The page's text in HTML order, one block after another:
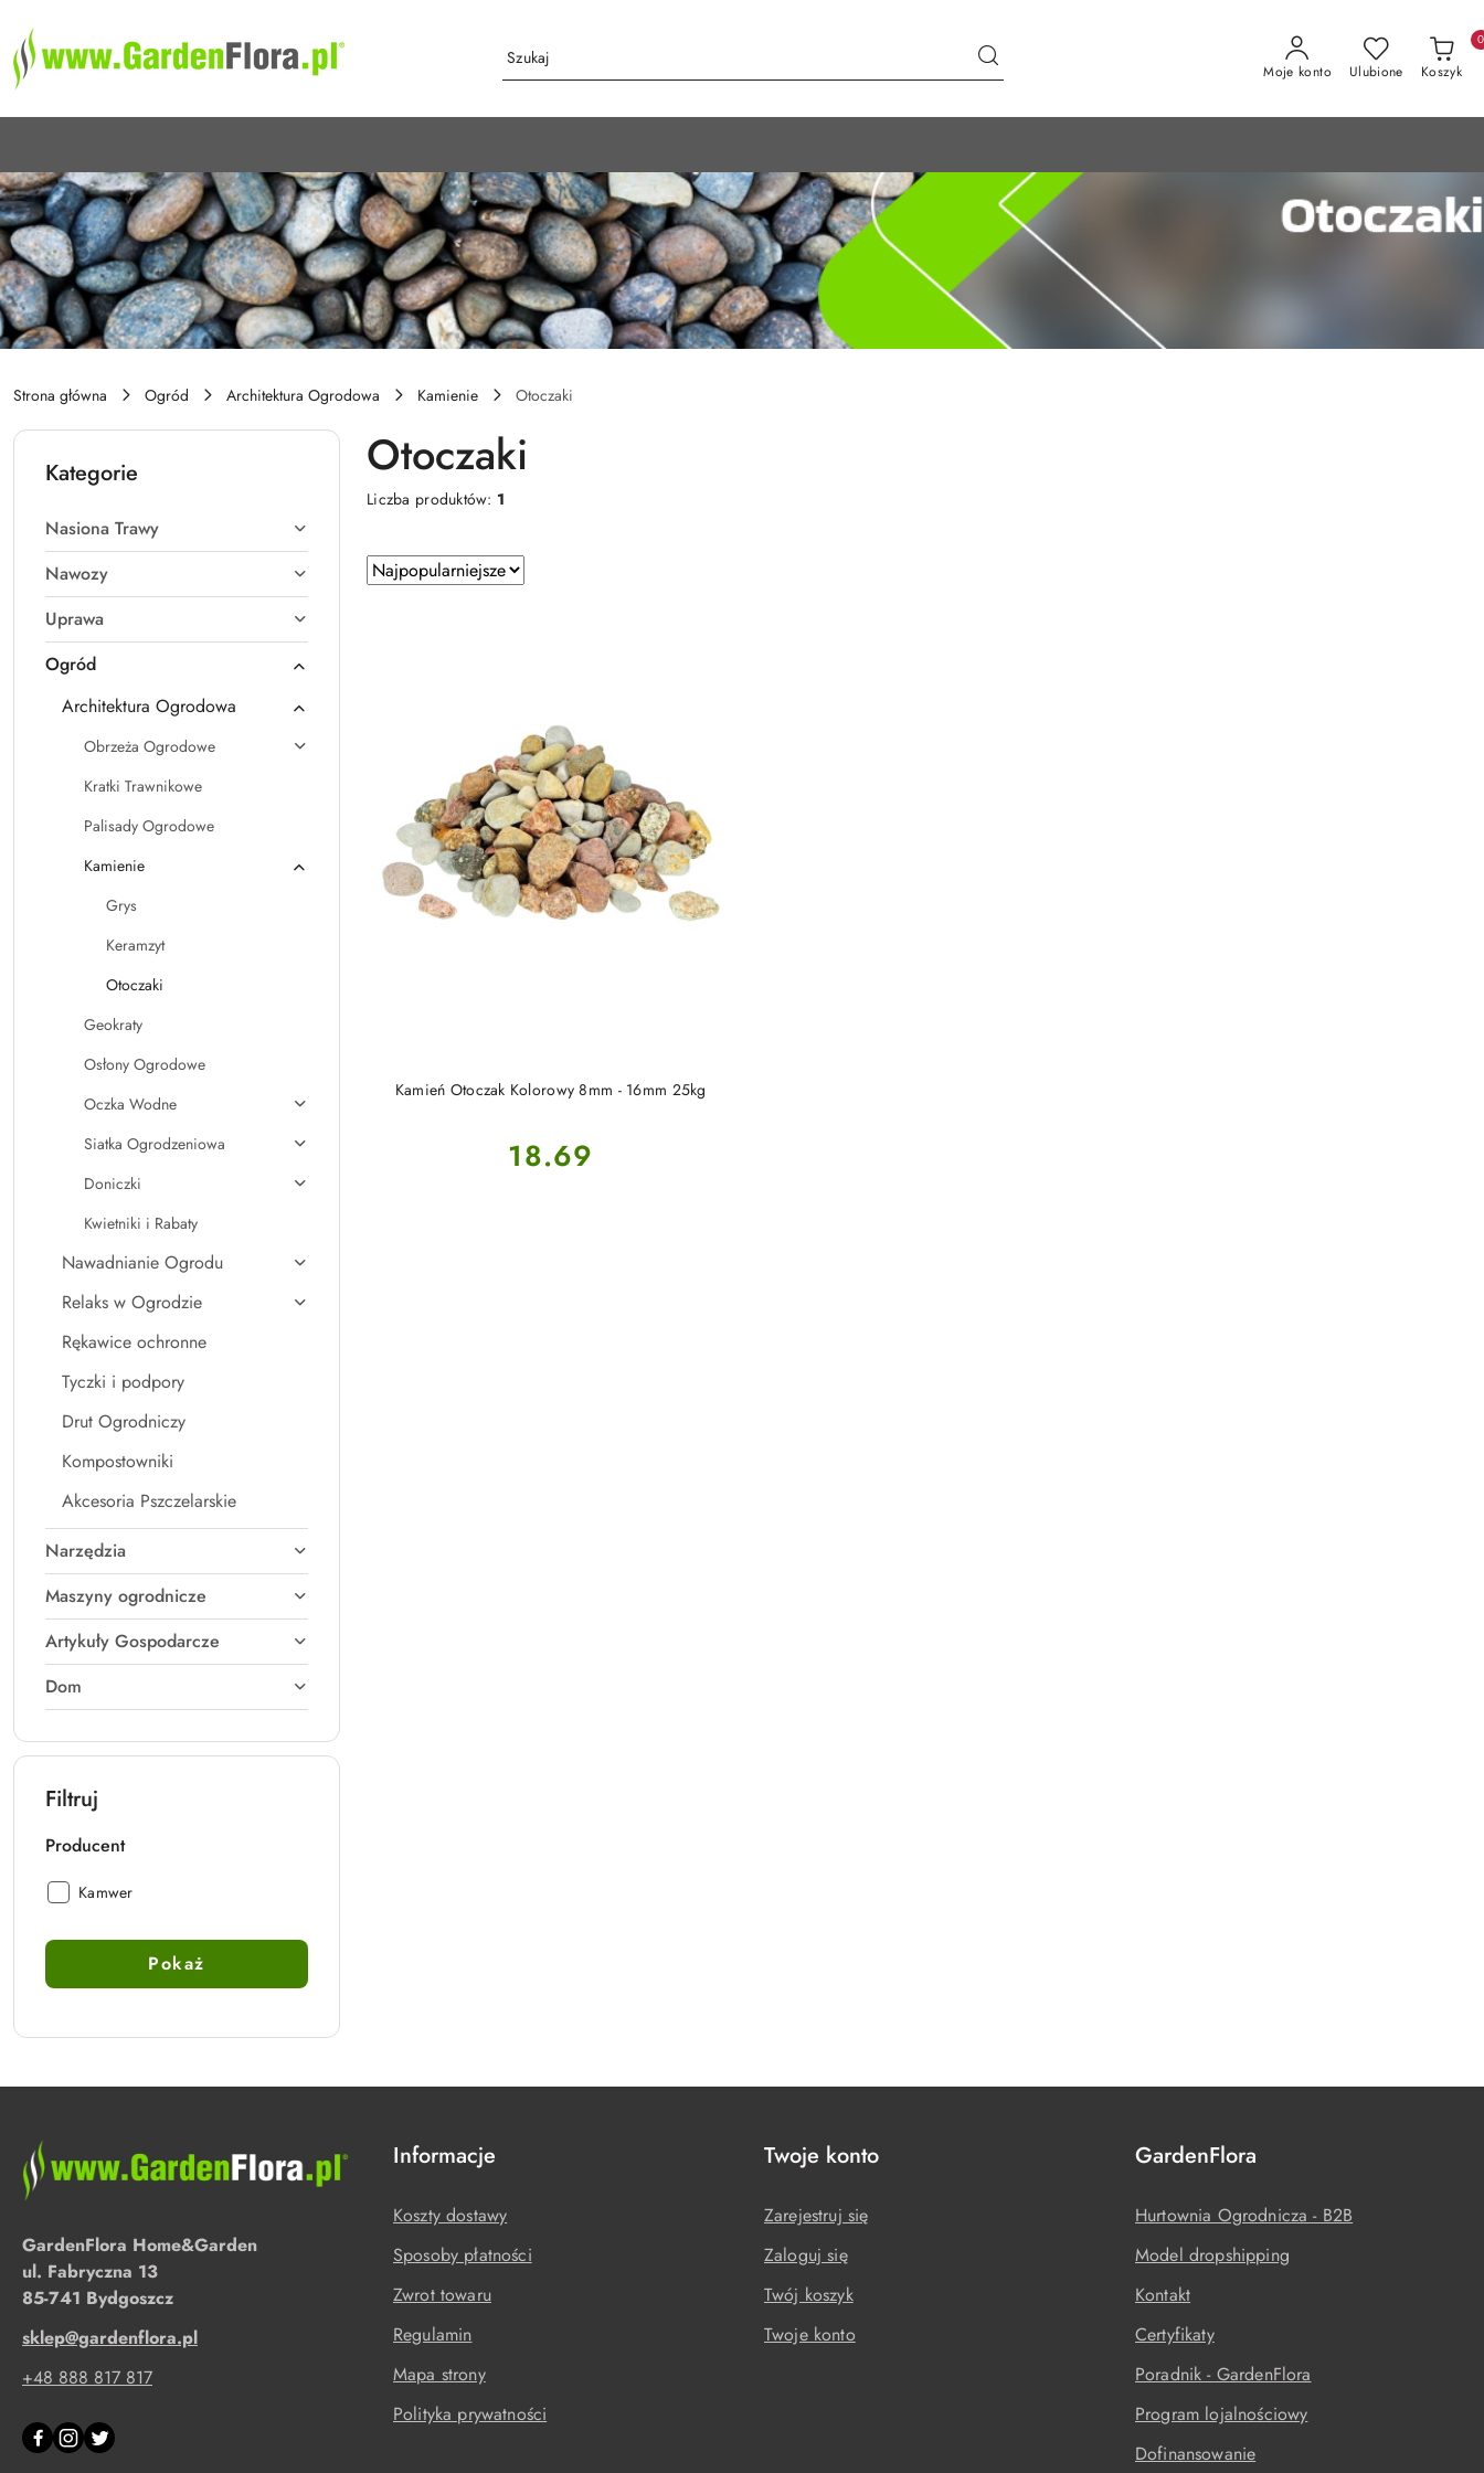
Przejdź do treści głównej
Przejdź do wyszukiwarki
Przejdź do moje konto
Przejdź do menu głównego
Przejdź do stopki
Moje konto Ulubione Koszyk
0
Strona główna Ogród Architektura Ogrodowa Kamienie Otoczaki
Kategorie
Nasiona Trawy
Nawozy
Uprawa
Ogród
Architektura Ogrodowa
Obrzeża Ogrodowe
Kratki Trawnikowe
Palisady Ogrodowe
Kamienie
Grys
Keramzyt
Otoczaki
Geokraty
Osłony Ogrodowe
Oczka Wodne
Siatka Ogrodzeniowa
Doniczki
Kwietniki i Rabaty
Nawadnianie Ogrodu
Relaks w Ogrodzie
Rękawice ochronne
Tyczki i podpory
Drut Ogrodniczy
Kompostowniki
Akcesoria Pszczelarskie
Narzędzia
Maszyny ogrodnicze
Artykuły Gospodarcze
Dom
Filtruj
Producent
Producent:
Kamwer
Pokaż
Otoczaki
Liczba produktów: 1
Zastosowano
sortowanie:
Sortuj
według
Kamień Otoczak Kolorowy 8mm - 16mm 25kg
Cena:
18.69
PRODUKT NIEDOSTĘPNY
GardenFlora Home&Garden
ul. Fabryczna 13
85-741 Bydgoszcz
sklep@gardenflora.pl
+48 888 817 817
Informacje
Koszty dostawy
Sposoby płatności
Zwrot towaru
Regulamin
Mapa strony
Polityka prywatności
Twoje konto
Zarejestruj się
Zaloguj się
Twój koszyk
Twoje konto
GardenFlora
Hurtownia Ogrodnicza - B2B
Model dropshipping
Kontakt
Certyfikaty
Poradnik - GardenFlora
Program lojalnościowy
Dofinansowanie